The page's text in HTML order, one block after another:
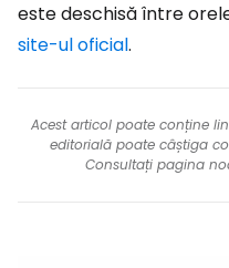
este deschisă între
site-ul oficial.
Acest articol poate conține
editorială poate câștiga
Consultați pagina